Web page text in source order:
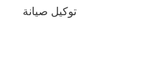
توكيل صيانة